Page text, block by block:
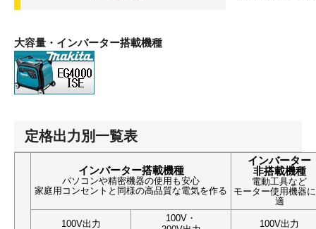
大容量・インバーター搭載機種
定格出力別一覧表
インバーター搭載機種
パソコンや精密機器の使用も安心
家庭用コンセントと同様の高品質な電気を作る
インバーター
非搭載機種
電動工具など
モーター使用機器
適
100V出力
100V・
100V出力